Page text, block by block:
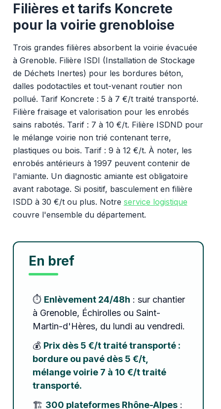
Filières et tarifs Koncrete
pour la voirie grenobloise
Trois grandes filières absorbent la voirie évacuée
à Grenoble. Filière ISDI (Installation de Stockage
de Déchets Inertes) pour les bordures béton,
dalles podotactiles et tout-venant routier non
pollué. Tarif Koncrete : 5 à 7 €/t traité transporté.
Filière fraisage et valorisation pour les enrobés
sains rabotés. Tarif : 7 à 10 €/t. Filière ISDND pour
le mélange voirie non trié contenant terre,
plastiques ou bois. Tarif : 9 à 12 €/t. À noter, les
enrobés antérieurs à 1997 peuvent contenir de
l'amiante. Un diagnostic amiante est obligatoire
avant rabotage. Si positif, basculement en filière
ISDD à 30 €/t ou plus. Notre service logistique
couvre l'ensemble du département.
En bref
⏱️ Enlèvement 24/48h : sur chantier
à Grenoble, Échirolles ou Saint-
Martin-d'Hères, du lundi au vendredi.
💰 Prix dès 5 €/t traité transporté :
bordure ou pavé dès 5 €/t,
mélange voirie 7 à 10 €/t traité
transporté.
🏗️ 300 plateformes Rhône-Alpes: